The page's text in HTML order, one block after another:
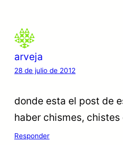
arveja
28 de julio de 2012
donde esta el post de
haber chismes,
Responder